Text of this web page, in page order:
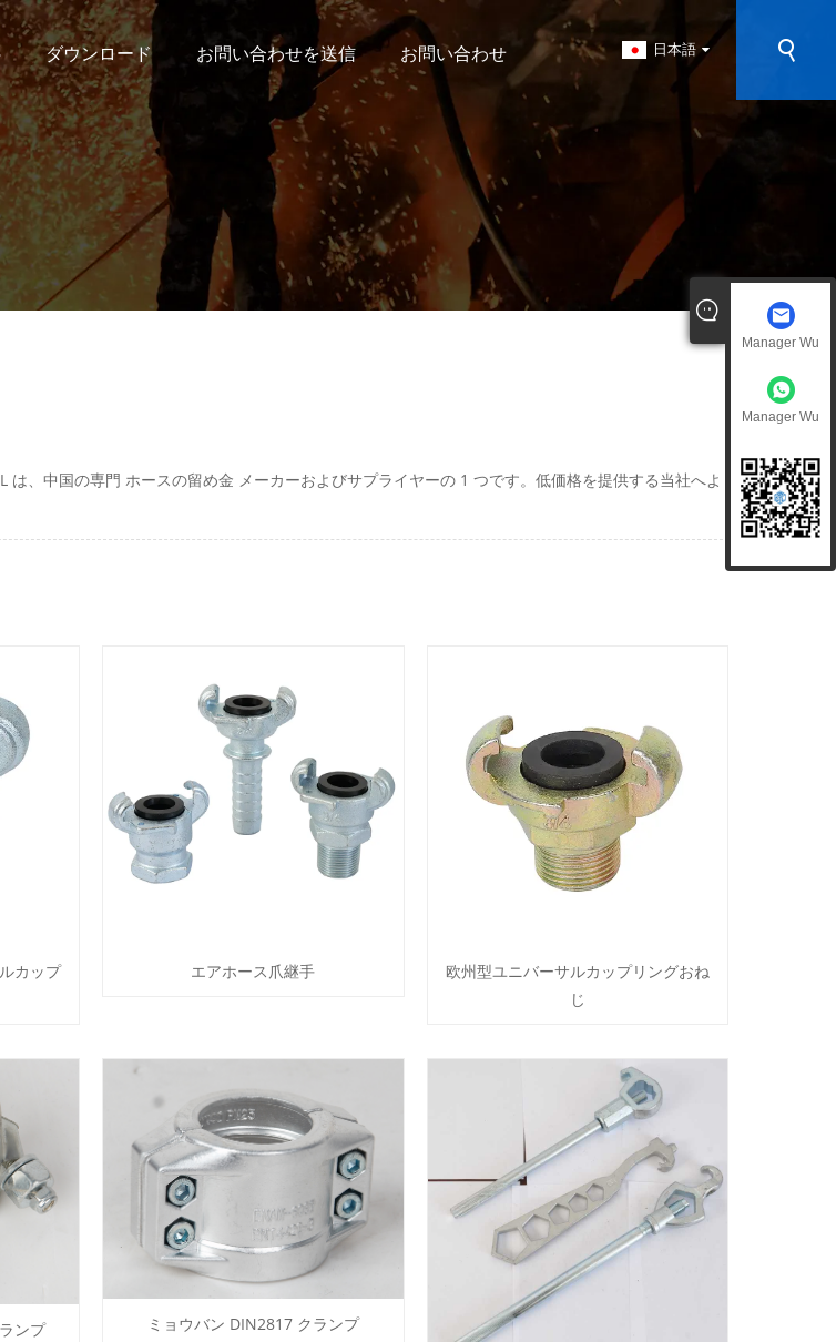
ダウンロード お問い合わせを送信 お問い合わせ 日本語
、中国の専門 ホースの留め金 メーカーおよびサプライヤーの 1 つです。低価格を提供する当社へよ
カップ
エアホース爪継手
欧州型ユニバーサルカップリングおね
じ
ンプ ミョウバン DIN2817 クランプ
Manager Wu
Manager Wu